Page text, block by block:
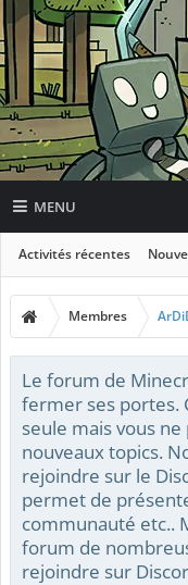
MENU
Activités récentes
Membres
Le forum de
fermer ses portes.
seule mais vous
nouveaux topics.
rejoindre sur le
permet de
communauté etc..
forum de
rejoindre sur